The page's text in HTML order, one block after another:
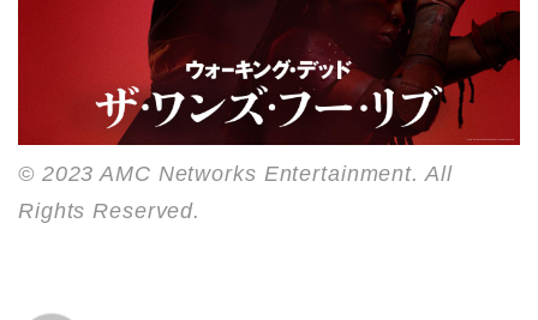
© 2023 AMC Networks Entertainment. All
Rights Reserved.